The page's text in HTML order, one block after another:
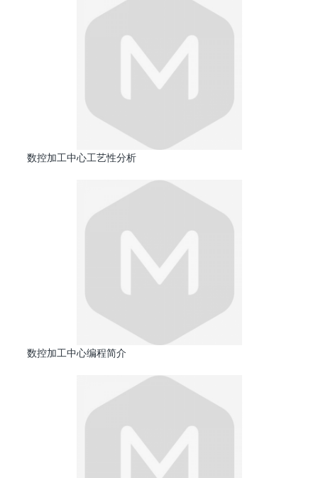
数控加工中心工艺性分析
数控加工中心编程简介